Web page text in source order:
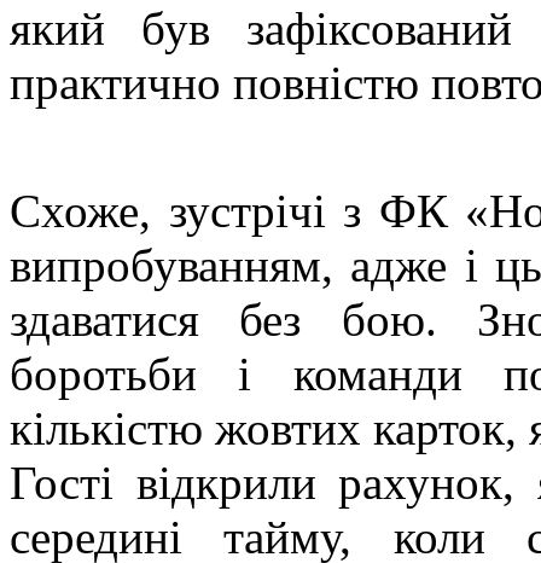
який був
практично повністю
Схоже, зустрічі з ФК
випробуванням, адже і
здаватися без бою.
боротьби і команди
кількістю жовтих
Гості відкрили
середині тайму, коли